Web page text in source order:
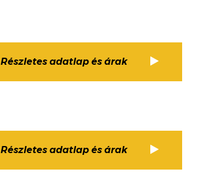
Részletes adatlap és árak
Részletes adatlap és árak